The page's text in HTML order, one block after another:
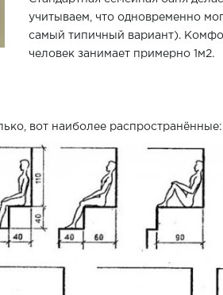
учитываем, что одновременно
самый типичный вариант).
человек занимает примерно 1м2.
вот наиболее распространённые: